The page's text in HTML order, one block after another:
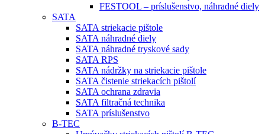
FESTOOL – príslušenstvo, náhradné diely
SATA
SATA striekacie pištole
SATA náhradné diely
SATA náhradné tryskové sady
SATA RPS
SATA nádržky na striekacie pištole
SATA čistenie striekacích pištolí
SATA ochrana zdravia
SATA filtračná technika
SATA príslušenstvo
B-TEC